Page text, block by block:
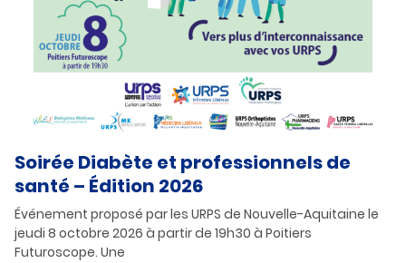
Soirée Diabète et professionnels de
santé – Édition 2026
Événement proposé par les URPS de Nouvelle-Aquitaine le
jeudi 8 octobre 2026 à partir de 19h30 à Poitiers
Futuroscope. Une